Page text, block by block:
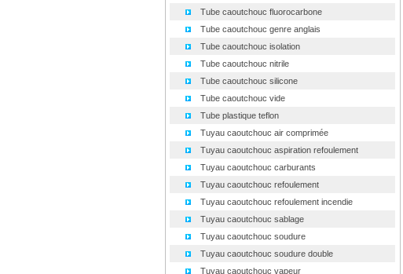
Tube caoutchouc fluorocarbone
Tube caoutchouc genre anglais
Tube caoutchouc isolation
Tube caoutchouc nitrile
Tube caoutchouc silicone
Tube caoutchouc vide
Tube plastique teflon
Tuyau caoutchouc air comprimée
Tuyau caoutchouc aspiration refoulement
Tuyau caoutchouc carburants
Tuyau caoutchouc refoulement
Tuyau caoutchouc refoulement incendie
Tuyau caoutchouc sablage
Tuyau caoutchouc soudure
Tuyau caoutchouc soudure double
Tuyau caoutchouc vapeur